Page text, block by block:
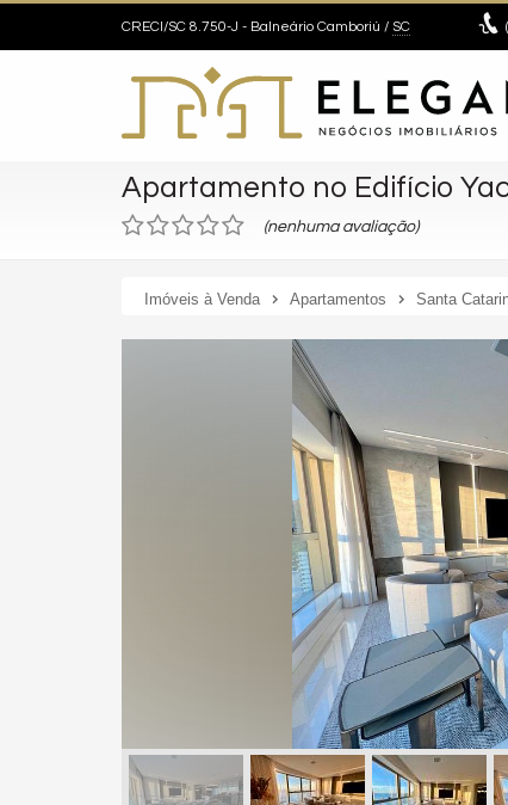
CRECI/SC 8.750-J - Balneário Camboriú / SC
Apartamento no Edifício
(nenhuma avaliação)
Imóveis à Venda Apartamentos Santa